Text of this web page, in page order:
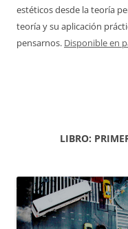
estéticos desde la teoría
teoría y su aplicación
pensarnos. Disponible en
LIBRO: